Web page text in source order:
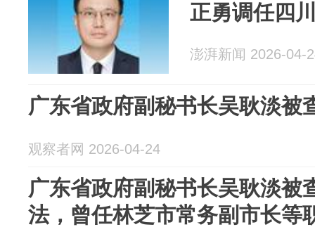
正勇调任四
澎湃新闻 2026-04-
广东省政府副秘书长吴耿淡被
观察者网 2026-04-24
广东省政府副秘书长吴耿淡被
法，曾任林芝市常务副市长等